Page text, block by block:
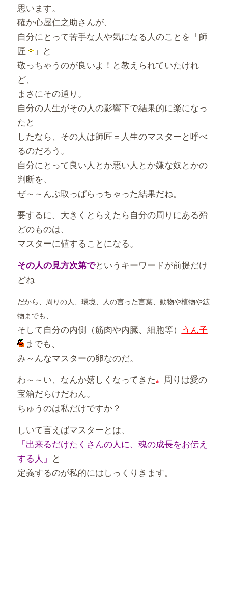
思います。
確か心屋仁之助さんが、
自分にとって苦手な人や気になる人のことを「師
匠
」と
敬っちゃうのが良いよ！と教えられていたけれ
ど、
まさにその通り。
自分の人生がその人の影響下で結果的に楽になっ
たと
したなら、その人は師匠＝人生のマスターと呼べ
るのだろう。
自分にとって良い人とか悪い人とか嫌な奴とかの
判断を、
ぜ～～んぶ取っぱらっちゃった結果だね。
要するに、大きくとらえたら自分の周りにある殆
どのものは、
マスターに値することになる。
その人の見方次第でというキーワードが前提だけ
どね
だから、周りの人、環境、人の言った言葉、動物や植物や鉱
物までも、
そして自分の内側（筋肉や内臓、細胞等） うん子
までも、
み～んなマスターの卵なのだ。
わ～～い、なんか嬉しくなってきた
周りは愛の
宝箱だらけだわん。
ちゅうのは私だけですか？
しいて言えばマスターとは、
「出来るだけたくさんの人に、魂の成長をお伝え
する人」 と
定義するのが私的にはしっくりきます。